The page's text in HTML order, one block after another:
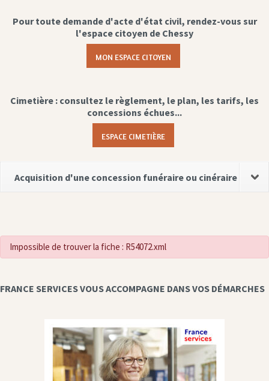
Pour toute demande d'acte d'état civil, rendez-vous sur
l'espace citoyen de Chessy
MON ESPACE CITOYEN
Cimetière : consultez le règlement, le plan, les tarifs, les
concessions échues...
ESPACE CIMETIÈRE
Acquisition d'une concession funéraire ou cinéraire
Impossible de trouver la fiche : R54072.xml
FRANCE SERVICES VOUS ACCOMPAGNE DANS VOS DÉMARCHES